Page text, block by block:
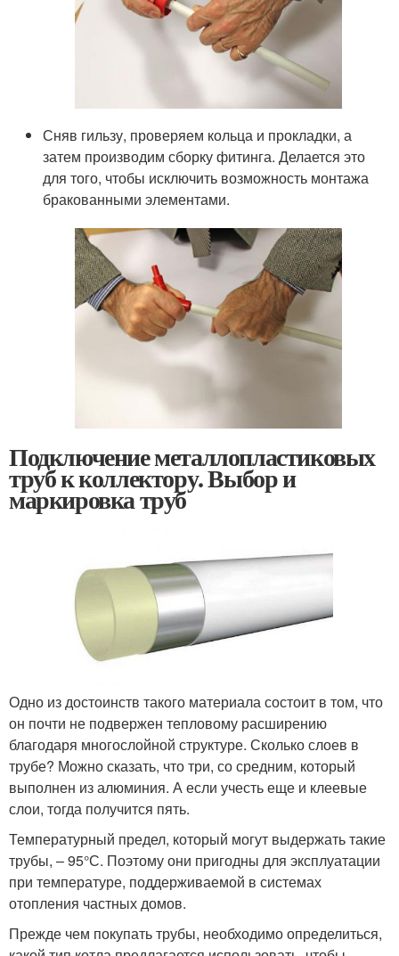
Сняв гильзу, проверяем кольца и прокладки, а
затем производим сборку фитинга. Делается это
для того, чтобы исключить возможность монтажа
бракованными элементами.
Подключение металлопластиковых
труб к коллектору. Выбор и
маркировка труб
Одно из достоинств такого материала состоит в том, что
он почти не подвержен тепловому расширению
благодаря многослойной структуре. Сколько слоев в
трубе? Можно сказать, что три, со средним, который
выполнен из алюминия. А если учесть еще и клеевые
слои, тогда получится пять.
Температурный предел, который могут выдержать такие
трубы, – 95°С. Поэтому они пригодны для эксплуатации
при температуре, поддерживаемой в системах
отопления частных домов.
Прежде чем покупать трубы, необходимо определиться,